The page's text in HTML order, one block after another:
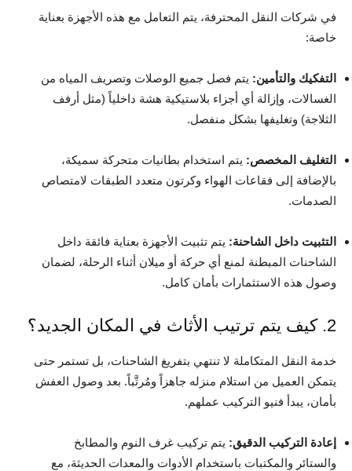
في شركات النقل المحترفة، يتم التعامل مع هذه الأجهزة بعناية
خاصة:
التفكيك والتأمين: يتم فصل جميع الوصلات وتصريف المياه من
الغسالات، وإزالة أي أجزاء بلاستيكية هشة داخلياً (مثل أرفف
الثلاجة) وتغليفها بشكل منفصل.
التغليف المخصص: يتم استخدام بطانيات متحركة سميكة،
بالإضافة إلى فقاعات الهواء وكرتون متعدد الطبقات لامتصاص
الصدمات.
التثبيت داخل الشاحنة: يتم تثبيت الأجهزة بعناية فائقة داخل
الشاحنات المبطنة لمنع أي حركة أو ميلان أثناء الرحلة، لضمان
وصول هذه الاستثمارات بأمان كامل.
2. كيف يتم ترتيب الأثاث في المكان الجديد؟
خدمة النقل المتكاملة لا تنتهي بتفريغ الشاحنات، بل تستمر حتى
يتمكن العميل من استلام منزله جاهزاً ومُرتَّباً. بعد وصول العفش
بأمان، يبدأ فنيو التركيب عملهم.
إعادة التركيب الدقيق: يتم تركيب غرف النوم والمطابخ
والستائر والمكتبات باستخدام الأدوات والمعدات الحديثة، مع